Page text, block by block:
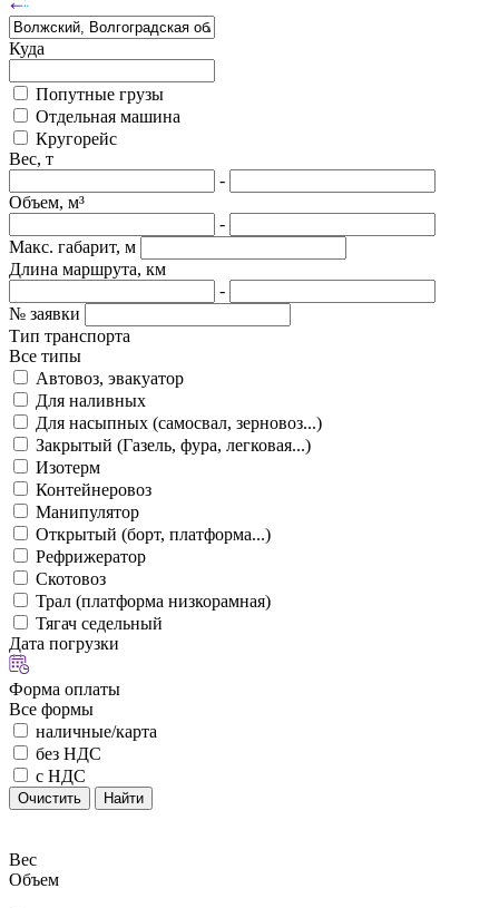
Куда
Попутные грузы
Отдельная машина
Кругорейс
Вес, т
-
Объем, м³
-
Макс. габарит, м
Длина маршрута, км
-
№ заявки
Тип транспорта
Все типы
Автовоз, эвакуатор
Для наливных
Для насыпных (самосвал, зерновоз...)
Закрытый (Газель, фура, легковая...)
Изотерм
Контейнеровоз
Манипулятор
Открытый (борт, платформа...)
Рефрижератор
Скотовоз
Трал (платформа низкорамная)
Тягач седельный
Дата погрузки
Форма оплаты
Все формы
наличные/карта
без НДС
с НДС
Очистить Найти
Вес
Объем